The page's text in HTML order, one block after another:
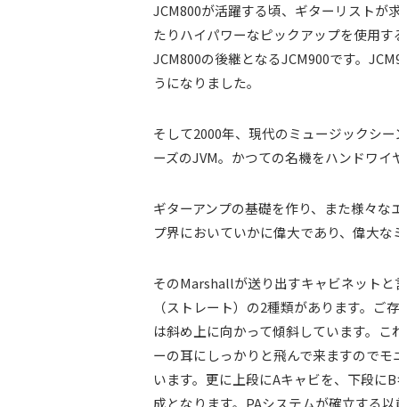
JCM800が活躍する頃、ギターリストが
たりハイパワーなピックアップを使用
JCM800の後継となるJCM900です。
うになりました。
そして2000年、現代のミュージックシ
ーズのJVM。かつての名機をハンドワ
ギターアンプの基礎を作り、また様々
プ界においていかに偉大であり、偉大
そのMarshallが送り出すキャビネット
（ストレート）の2種類があります。
は斜め上に向かって傾斜しています。
ーの耳にしっかりと飛んで来ますので
います。更に上段にAキャビを、下段
成となります。PAシステムが確立する